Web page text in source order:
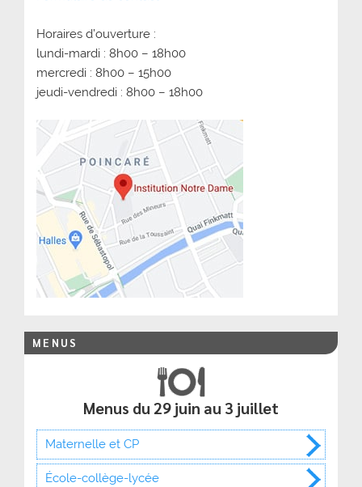
Horaires d’ouverture :
lundi-mardi : 8h00 – 18h00
mercredi : 8h00 – 15h00
jeudi-vendredi : 8h00 – 18h00
MENUS
Menus du 29 juin au 3 juillet
Maternelle et CP
École-collège-lycée